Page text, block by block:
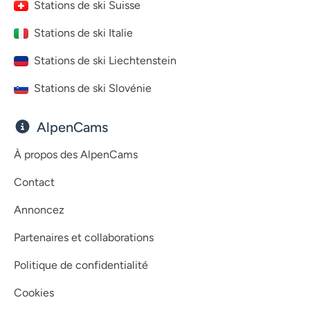
Stations de ski Suisse
Stations de ski Italie
Stations de ski Liechtenstein
Stations de ski Slovénie
AlpenCams
À propos des AlpenCams
Contact
Annoncez
Partenaires et collaborations
Politique de confidentialité
Cookies